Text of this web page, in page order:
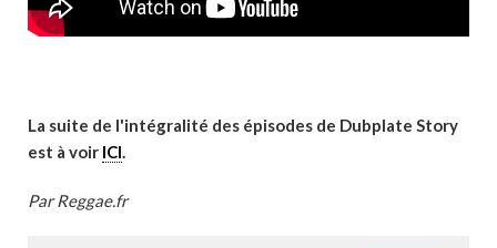
La suite de l'intégralité des épisodes de Dubplate Story
est à voir ICI.
Par Reggae.fr